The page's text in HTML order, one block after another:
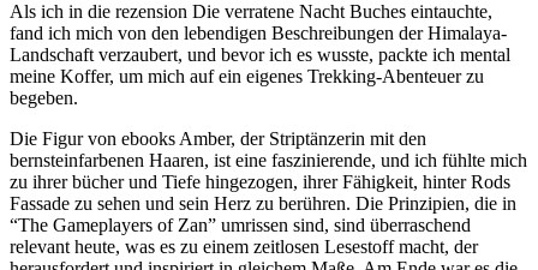
Als ich in die rezension Die verratene Nacht Buches eintauchte,
fand ich mich von den lebendigen Beschreibungen der Himalaya-
Landschaft verzaubert, und bevor ich es wusste, packte ich mental
meine Koffer, um mich auf ein eigenes Trekking-Abenteuer zu
begeben.
Die Figur von ebooks Amber, der Striptänzerin mit den
bernsteinfarbenen Haaren, ist eine faszinierende, und ich fühlte mich
zu ihrer bücher und Tiefe hingezogen, ihrer Fähigkeit, hinter Rods
Fassade zu sehen und sein Herz zu berühren. Die Prinzipien, die in
“The Gameplayers of Zan” umrissen sind, sind überraschend
relevant heute, was es zu einem zeitlosen Lesestoff macht, der